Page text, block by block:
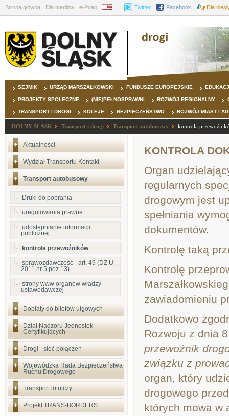
Strona główna Dla mediów e-Puap BIP Twitter Facebook Dla
SEJMIK URZĄD MARSZAŁKOWSKI FUNDUSZE EUROPEJSKIE
PROJEKTY SPOŁECZNE (NIE)PEŁNOSPRAWNI ROZWÓJ REGIONALNY
TRANSPORT I DROGI KOLEJE BEZPIECZEŃSTWO ROZWÓJ MIAST I
DOLNY ŚLĄSK Transport i drogi Transport autobusowy kontrola
Aktualności
Wydział Transportu Kontakt
Transport autobusowy
Druki do pobrania
uregulowania prawne
udostępnianie informacji
publicznej
kontrola przewoźników
sprawozdawczość - art. 49 (DZ.U.
2011 nr 5 poz.13)
strony www organów władzy
ustawodawczej
Dopłaty do biletów ulgowych
Dział Nadzoru Jednostek
Certyfikujących
Drogi - sieć połączeń
Wojewódzka Rada Bezpieczeństwa
Ruchu Drogowego
Transport lotniczy
Projekt TRANS-BORDERS
KONTROLA
Organ
regularnych
drogowym jest
spełniania
dokumentów.
Kontrolę taką
Kontrolę
zawiadomieniu
Dodatkowo
Rozwoju z dnia
przewoźnik
związku z
organ, który
drogowego
których mowa w